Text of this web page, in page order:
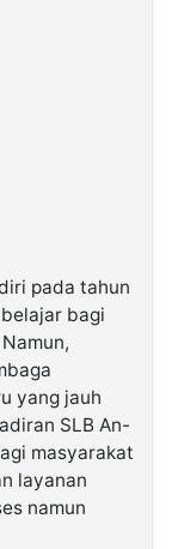
pada tahun
bagi
yang jauh
SLB An-
masyarakat
layanan
namun